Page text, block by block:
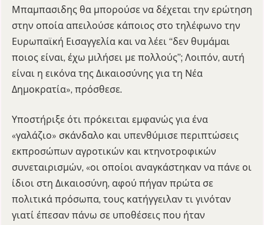
Μπαμπασιδης θα μπορούσε να δέχεται την ερώτηση
στην οποία απειλούσε κάποιος στο τηλέφωνο την
Ευρωπαϊκή Εισαγγελία και να λέει “δεν θυμάμαι
ποιος είναι, έχω μιλήσει με πολλούς”; Λοιπόν, αυτή
είναι η εικόνα της Δικαιοσύνης για τη Νέα
Δημοκρατία», πρόσθεσε.
Υποστήριξε ότι πρόκειται εμφανώς για ένα
«γαλάζιο» σκάνδαλο και υπενθύμισε περιπτώσεις
εκπροσώπων αγροτικών και κτηνοτροφικών
συνεταιρισμών, «οι οποίοι αναγκάστηκαν να πάνε οι
ίδιοι στη Δικαιοσύνη, αφού πήγαν πρώτα σε
πολιτικά πρόσωπα, τους κατήγγειλαν τι γινόταν
γιατί έπεσαν πάνω σε υποθέσεις που ήταν